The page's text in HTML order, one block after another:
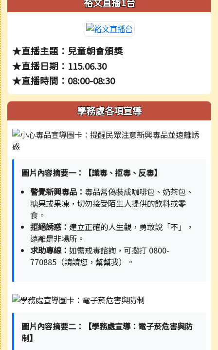
★直播主題：兒童朝會頒獎
★直播日期：115.06.30
★直播時間：08:00-08:30
學務處各項宣導
圖片內容摘要一：【識毒、拒毒、反毒】
警覺新興毒品： 毒品常偽裝成咖啡包、奶茶包、
糖果或果凍，切勿接受陌生人提供的飲料或零
食。
拒絕誘惑： 建立正確的人生觀，勇敢說「不」，
遠離是非場所。
求助專線：如需戒毒諮詢，可撥打 0800-
770885（請請您，幫幫我）。
圖片內容摘要二：【學務處宣導：電子菸危害與防
制】